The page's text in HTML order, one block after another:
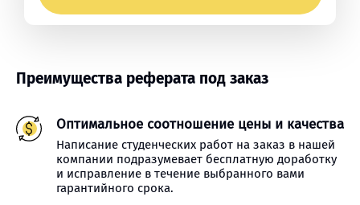
Преимущества реферата под заказ
Оптимальное соотношение цены и качества
Написание студенческих работ на заказ в нашей
компании подразумевает бесплатную доработку
и исправление в течение выбранного вами
гарантийного срока.